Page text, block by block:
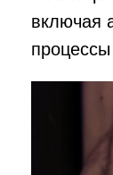
включая
процессы